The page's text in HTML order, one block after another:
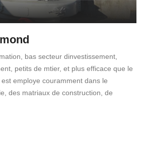
bas secteur dinvestissement,
petits de mtier, et plus efficace que le
employe couramment dans le
des matriaux de construction, de